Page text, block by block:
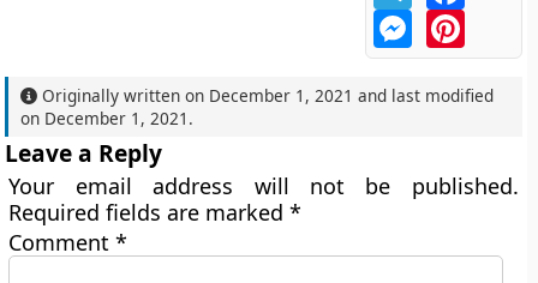
Messenger
Originally written on December 1, 2021 and last modified
on December 1, 2021 .
Leave a Reply
Your email address will not be published.
Required fields are marked*
Comment*